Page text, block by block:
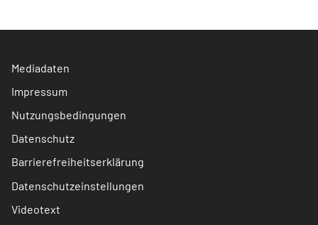
Mediadaten
Impressum
Nutzungsbedingungen
Datenschutz
Barrierefreiheitserklärung
Datenschutzeinstellungen
Videotext